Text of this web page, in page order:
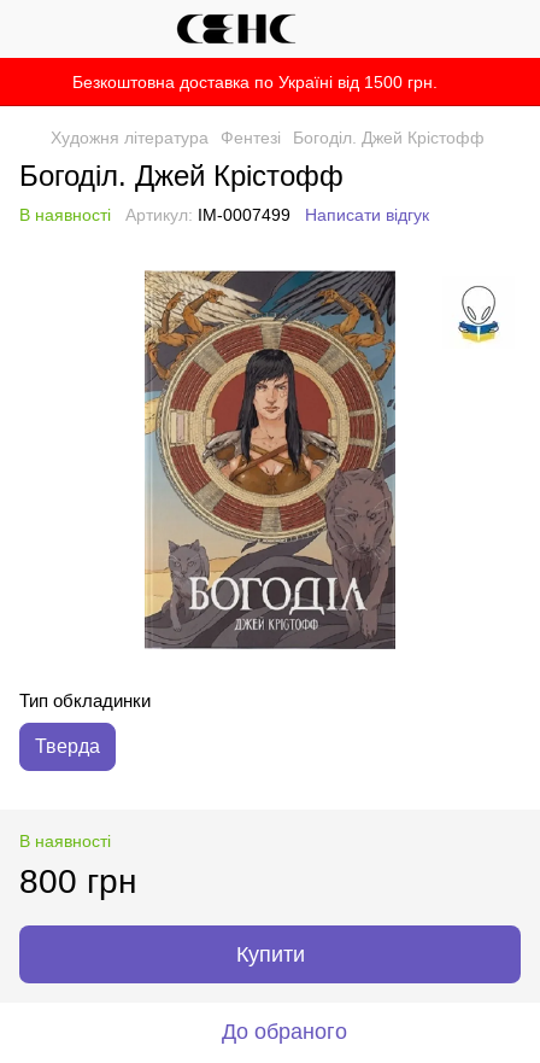
Безкоштовна доставка по Україні від 1500 грн.
Художня література Фентезі Богоділ. Джей Крістофф
Богоділ. Джей Крістофф
В наявності Артикул: IM-0007499 Написати відгук
Тип обкладинки
Тверда
В наявності
800 грн
Купити
До обраного